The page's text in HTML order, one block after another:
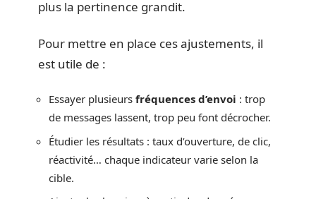
plus la pertinence grandit.
Pour mettre en place ces ajustements, il
est utile de :
Essayer plusieurs fréquences d’envoi : trop
de messages lassent, trop peu font décrocher.
Étudier les résultats : taux d’ouverture, de clic,
réactivité… chaque indicateur varie selon la
cible.